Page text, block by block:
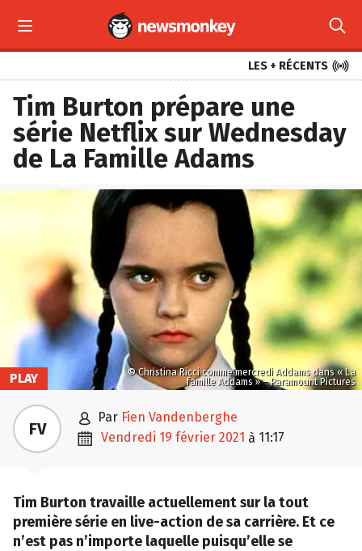
 
LES + RÉCENTS 
Tim Burton prépare une
série Netflix sur Wednesday
de La Famille Adams
© Christina Ricci comme mercredi Addams dans « La
famille Addams » – Paramount Pictures
PLAY
FV  par Fien Vandenberghe
 vendredi 19 février 2021 à 11:17
Tim Burton travaille actuellement sur la tout
première série en live-action de sa carrière. Et ce
n’est pas n’importe laquelle puisqu’elle se